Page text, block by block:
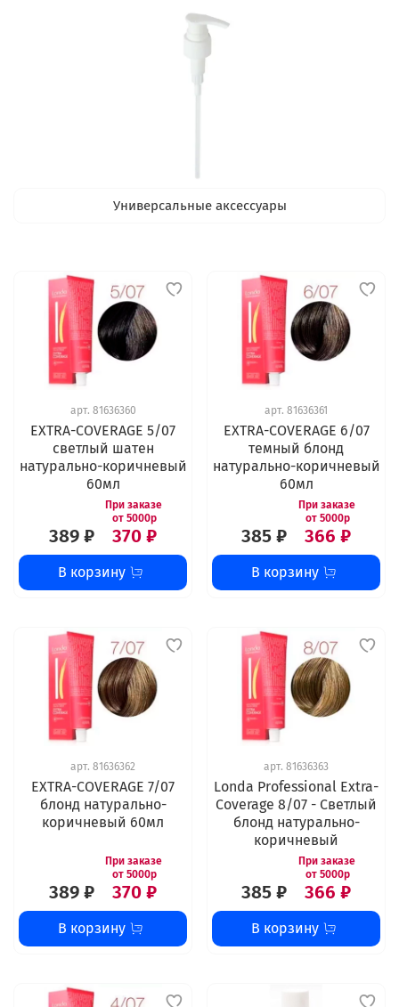
Универсальные аксессуары
арт. 81636360
EXTRA-COVERAGE 5/07
светлый шатен
натурально-коричневый
60мл
389 ₽ 370 ₽
В корзину
арт. 81636361
EXTRA-COVERAGE 6/07
темный блонд
натурально-коричневый
60мл
385 ₽ 366 ₽
В корзину
арт. 81636362
EXTRA-COVERAGE 7/07
блонд натурально-
коричневый 60мл
389 ₽ 370 ₽
В корзину
арт. 81636363
Londa Professional Extra-
Coverage 8/07 - Светлый
блонд натурально-
коричневый
385 ₽ 366 ₽
В корзину